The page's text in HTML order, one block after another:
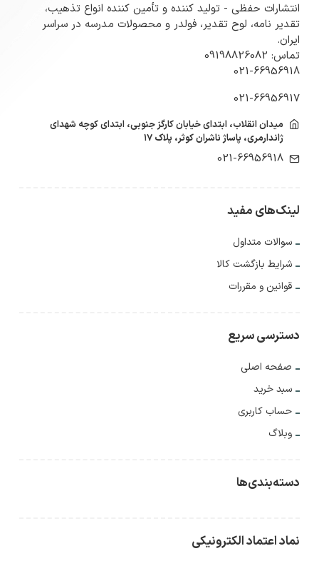
انتشارات حفظی - تولید کننده و تأمین کننده انواع تذهیب،
تقدیر نامه، لوح تقدیر، فولدر و محصولات مدرسه در سراسر
ایران.
تماس: 09198826082
021-66956918
021-66956917
میدان انقلاب، ابتدای خیابان کارگز جنوبی، ابتدای کوچه شهدای
ژاندارمری، پاساژ ناشران کوثر، پلاک ۱۷
021-66956918
لینک‌های مفید
سوالات متداول
شرایط بازگشت کالا
قوانین و مقررات
دسترسی سریع
صفحه اصلی
سبد خرید
حساب کاربری
وبلاگ
دسته‌بندی‌ها
نماد اعتماد الکترونیکی